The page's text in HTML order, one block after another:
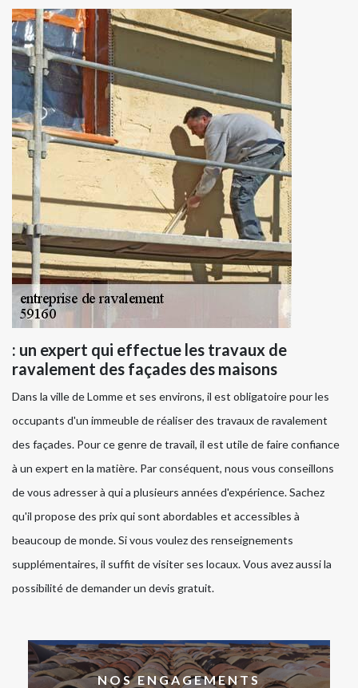
: un expert qui effectue les travaux de
ravalement des façades des maisons
Dans la ville de Lomme et ses environs, il est obligatoire pour les
occupants d'un immeuble de réaliser des travaux de ravalement
des façades. Pour ce genre de travail, il est utile de faire confiance
à un expert en la matière. Par conséquent, nous vous conseillons
de vous adresser à qui a plusieurs années d'expérience. Sachez
qu'il propose des prix qui sont abordables et accessibles à
beaucoup de monde. Si vous voulez des renseignements
supplémentaires, il suffit de visiter ses locaux. Vous avez aussi la
possibilité de demander un devis gratuit.
NOS ENGAGEMENTS